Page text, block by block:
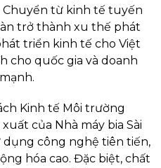
Chuyển từ kinh tế tuyến
trở thành xu thế phát
triển kinh tế cho Việt
cho quốc gia và doanh
Kinh tế Môi trường
của Nhà máy bia Sài
dụng công nghệ tiên tiến,
hóa cao. Đặc biệt, chất